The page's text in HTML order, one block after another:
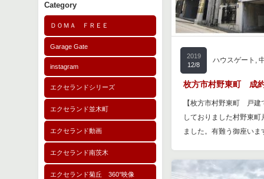
Category
ＤＯＭＡ ＦＲＥＥ
Garage Gate
instagram
エクセランドシリーズ
エクセランド並木町
エクセランド動画
エクセランド南茨木
エクセランド菊丘 360°映像
2019
12/8
ハウスゲート ,
枚方市村野東町 成
【枚方市村野東町 戸建
しておりました村野東
ました。有難う御座い